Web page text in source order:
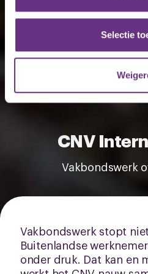
partners voor social media,
partners kunnen deze
informatie die u aan ze heeft
verzameld op basis van uw
U kunt uw toestemming op elk
Selectie
CNV
Vakbondswerk
Vakbondswerk stopt
Buitenlandse
onder druk. Dat kan en